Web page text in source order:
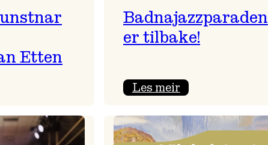
Etten
Badnajazzparaden
er tilbake!
Les meir:
er
tilbake!